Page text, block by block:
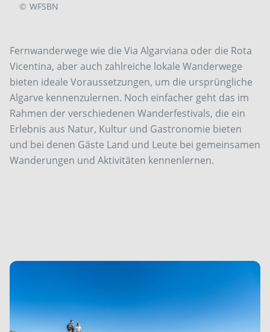
© WFSBN
Fernwanderwege wie die Via Algarviana oder die Rota
Vicentina, aber auch zahlreiche lokale Wanderwege
bieten ideale Voraussetzungen, um die ursprüngliche
Algarve kennenzulernen. Noch einfacher geht das im
Rahmen der verschiedenen Wanderfestivals, die ein
Erlebnis aus Natur, Kultur und Gastronomie bieten
und bei denen Gäste Land und Leute bei gemeinsamen
Wanderungen und Aktivitäten kennenlernen.